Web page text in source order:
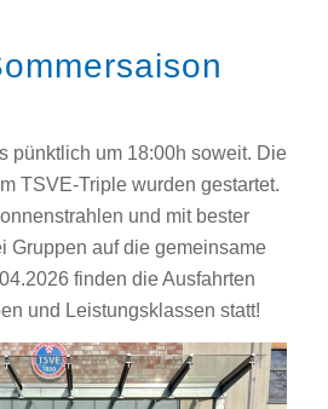
pünktlich um 18:00h soweit. Die
TSVE-Triple wurden gestartet.
und mit bester
Gruppen auf die gemeinsame
finden die Ausfahrten
und Leistungsklassen statt!